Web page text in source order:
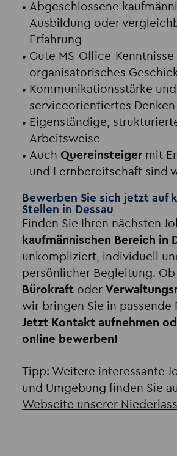
Abgeschlossene
Ausbildung oder
Erfahrung
Gute MS-Office-Kenntnisse
organisatorisches
Kommunikationsstärke und
serviceorientiertes Denken
Eigenständige,
Arbeitsweise
Auch Quereinsteigermit
und Lernbereitschaft sind
Bewerben Sie sich jetzt auf
Stellen in Dessau
Finden Sie Ihren nächsten
kaufmännischen Bereich in
unkompliziert, individuell
persönlicher Begleitung. Ob
Bürokraftoder
wir bringen Sie in passende
Jetzt Kontakt aufnehmen
online bewerben!
Tipp: Weitere interessante
und Umgebung finden Sie
Webseite unserer